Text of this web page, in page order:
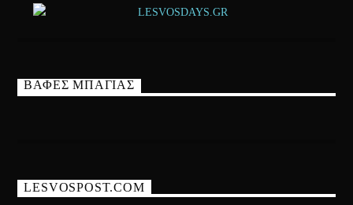
ΒΑΦΕΣ ΜΠΑΓΙΑΣ
LESVOSPOST.COM